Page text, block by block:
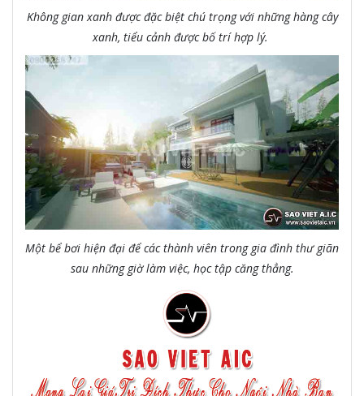
Không gian xanh được đặc biệt chú trọng với những hàng cây
xanh, tiểu cảnh được bố trí hợp lý.
Một bể bơi hiện đại để các thành viên trong gia đình thư giãn
sau những giờ làm việc, học tập căng thẳng.